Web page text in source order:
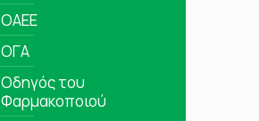
ΟΑΕΕ
ΟΓΑ
Οδηγός του
Φαρμακοποιού